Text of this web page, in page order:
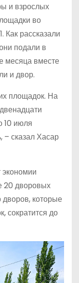
и взрослых
во
Как рассказали
подали в
месяца вместе
и двор.
площадок. На
10 июля
– сказал Хасар
экономии
20 дворовых
дворов, которые
сократится до